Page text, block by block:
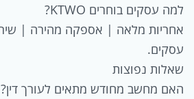
למה עסקים בוחרים KTWO?
אחריות מלאה | אספקה מהירה |
עסקים.
שאלות נפוצות
האם מחשב מחודש מתאים לעורך דין?